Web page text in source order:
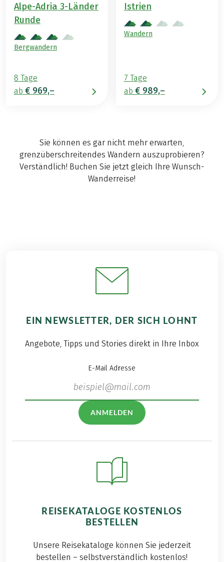
Alpe-Adria 3-Länder
Runde
Bergwandern
8 Tage
ab € 969,–
Istrien
Wandern
7 Tage
ab € 989,–
Sie können es gar nicht mehr erwarten,
grenzüberschreitendes Wandern auszuprobieren?
Verständlich! Buchen Sie jetzt gleich Ihre Wunsch-
Wanderreise!
EIN NEWSLETTER, DER SICH LOHNT
Angebote, Tipps und Stories direkt in Ihre Inbox
E-Mail Adresse
ANMELDEN
REISEKATALOGE KOSTENLOS
BESTELLEN
Unsere Reisekataloge können Sie jederzeit
bestellen – selbstverständlich kostenlos!